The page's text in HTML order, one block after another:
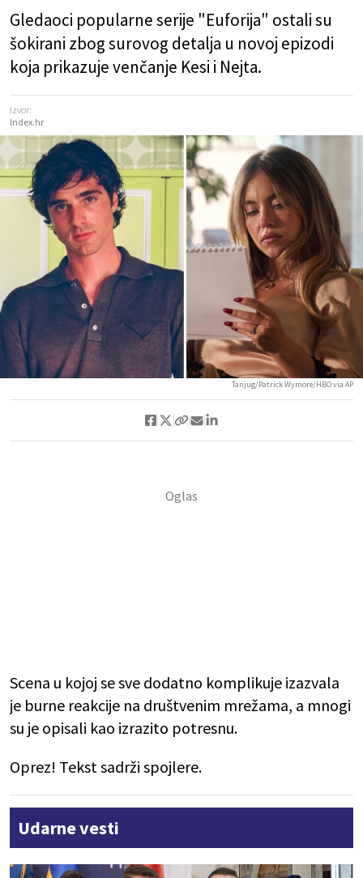
Gledaoci popularne serije "Euforija" ostali su
šokirani zbog surovog detalja u novoj epizodi
koja prikazuje venčanje Kesi i Nejta.
Izvor:
Index.hr
Tanjug/Patrick Wymore/HBO via AP
Scena u kojoj se sve dodatno komplikuje izazvala
je burne reakcije na društvenim mrežama, a mnogi
su je opisali kao izrazito potresnu.
Oprez! Tekst sadrži spojlere.
Udarne vesti